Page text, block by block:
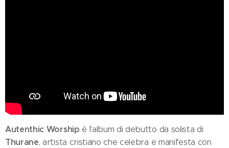
Autenthic Worship è l'album di debutto da solista di
Thurane, artista cristiano che celebra e manifesta con